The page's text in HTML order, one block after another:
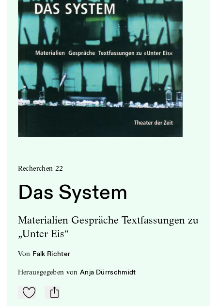
Recherchen 22
Das System
Materialien Gespräche Textfassungen zu
„Unter Eis“
von Falk Richter
herausgegeben von Anja Dürrschmidt
Zu Mein-TdZ hinzufügen
mail